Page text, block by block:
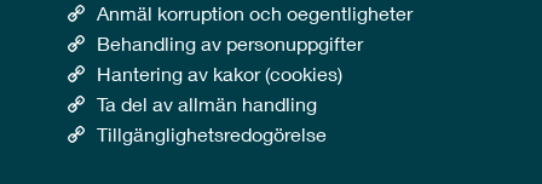
Anmäl korruption och oegentligheter
Behandling av personuppgifter
Hantering av kakor (cookies)
Ta del av allmän handling
Tillgänglighetsredogörelse